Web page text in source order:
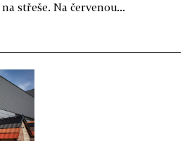
střeše. Na červenou...